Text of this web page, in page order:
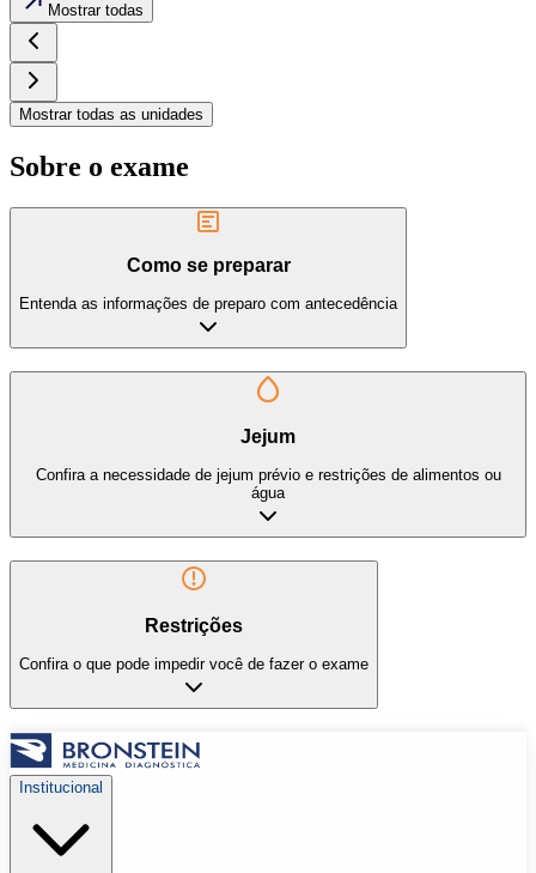
Mostrar todas
Mostrar todas as unidades
Sobre o exame
Como se preparar
Entenda as informações de preparo com antecedência
Jejum
Confira a necessidade de jejum prévio e restrições de alimentos ou
água
Restrições
Confira o que pode impedir você de fazer o exame
Institucional